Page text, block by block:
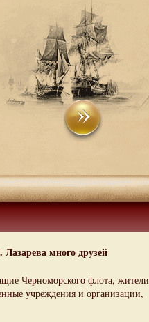
много друзей
Черноморского флота, жители
учреждения и организации,